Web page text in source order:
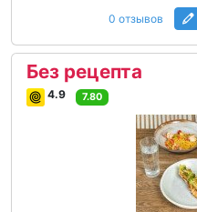
0 отзывов
Без рецепта
4.9 7.80